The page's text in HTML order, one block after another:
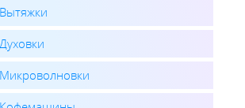
Вытяжки
Духовки
Микроволновки